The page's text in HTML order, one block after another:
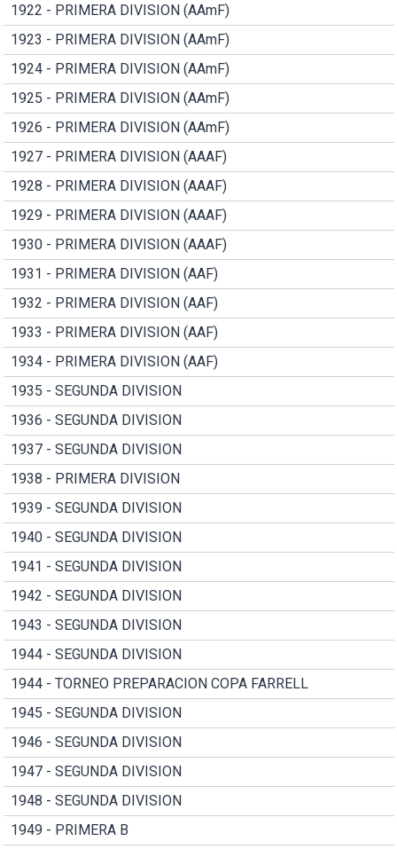
1922 - PRIMERA DIVISION (AAmF)
1923 - PRIMERA DIVISION (AAmF)
1924 - PRIMERA DIVISION (AAmF)
1925 - PRIMERA DIVISION (AAmF)
1926 - PRIMERA DIVISION (AAmF)
1927 - PRIMERA DIVISION (AAAF)
1928 - PRIMERA DIVISION (AAAF)
1929 - PRIMERA DIVISION (AAAF)
1930 - PRIMERA DIVISION (AAAF)
1931 - PRIMERA DIVISION (AAF)
1932 - PRIMERA DIVISION (AAF)
1933 - PRIMERA DIVISION (AAF)
1934 - PRIMERA DIVISION (AAF)
1935 - SEGUNDA DIVISION
1936 - SEGUNDA DIVISION
1937 - SEGUNDA DIVISION
1938 - PRIMERA DIVISION
1939 - SEGUNDA DIVISION
1940 - SEGUNDA DIVISION
1941 - SEGUNDA DIVISION
1942 - SEGUNDA DIVISION
1943 - SEGUNDA DIVISION
1944 - SEGUNDA DIVISION
1944 - TORNEO PREPARACION COPA FARRELL
1945 - SEGUNDA DIVISION
1946 - SEGUNDA DIVISION
1947 - SEGUNDA DIVISION
1948 - SEGUNDA DIVISION
1949 - PRIMERA B